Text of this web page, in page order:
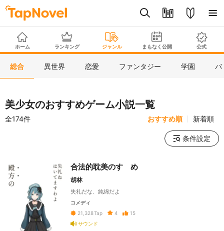
ホーム ランキング ジャンル まもなく公開 公式
総合 異世界 恋愛 ファンタジー 学園 バ
美少女のおすすめゲーム小説一覧
全174件 おすすめ順 新着順
条件設定
合法的耽美のすゝめ
胡林
失礼だな、純綿だよ
コメディ
21,328Tap 4
15
サウンド